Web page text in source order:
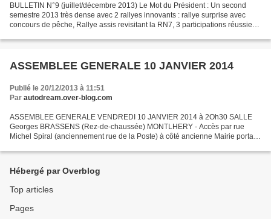
BULLETIN N°9 (juillet/décembre 2013) Le Mot du Président : Un second
semestre 2013 très dense avec 2 rallyes innovants : rallye surprise avec
concours de pêche, Rallye assis revisitant la RN7, 3 participations réussies :
ASSEMBLEE GENERALE 10 JANVIER 2014
Publié le 20/12/2013 à 11:51
Par autodream.over-blog.com
ASSEMBLEE GENERALE VENDREDI 10 JANVIER 2014 à 2Oh30 SALLE
Georges BRASSENS (Rez-de-chaussée) MONTLHERY - Accès par rue
Michel Spiral (anciennement rue de la Poste) à côté ancienne Mairie portail
Hébergé par Overblog
Top articles
Pages